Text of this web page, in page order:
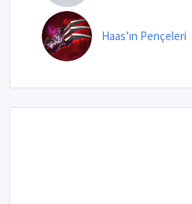
Haas’ın Pençeleri